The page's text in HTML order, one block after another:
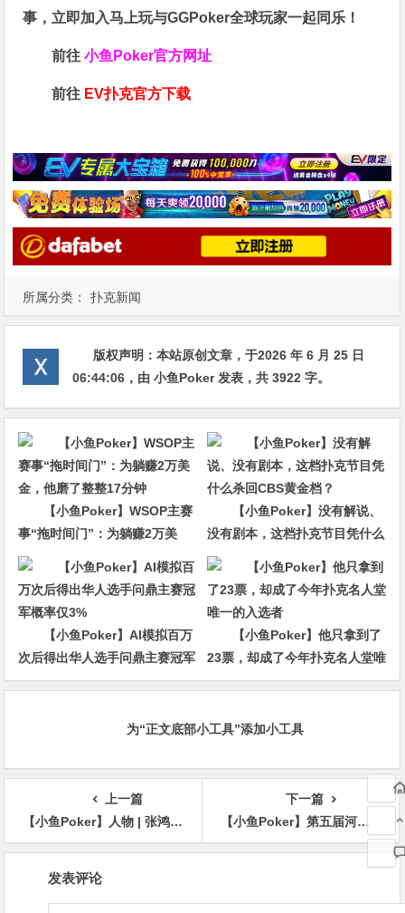
所属分类： 扑克新闻
事，立即加入马上玩与GGPoker全球玩家一起同乐！
前往小鱼Poker官方网址
前往 EV扑克官方下载
版权声明：本站原创文章，于2026 年 6 月 25 日
06:44:06 ，由小鱼Poker发表，共 3922 字。
【小鱼Poker】WSOP主赛
事“拖时间门”：为躺赚2万美
金，他磨了整整17分钟
【小鱼Poker】没有解说、
没有剧本，这档扑克节目凭什么
杀回CBS黄金档？
【小鱼Poker】AI模拟百万
次后得出华人选手问鼎主赛冠军
概率仅3%
【小鱼Poker】他只拿到了
23票，却成了今年扑克名人堂唯
一的入选者
为“正文底部小工具”添加小工具
上一篇
【小鱼Poker】人物 | 张鸿皓——牌桌旁的运筹学者：偶然的冠军，必然的理性主义者
下一篇
【小鱼Poker】第五届河海杯｜美女选手夏瑾萱/徐田田遭遇KK阻击成主赛双泡沫平分奖励，薄凯携巨大优势领跑九人决赛桌，冠军诞生在即！
发表评论